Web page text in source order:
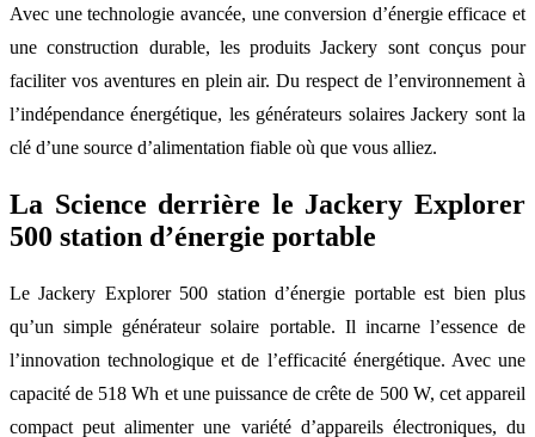
Avec une technologie avancée, une conversion d’énergie efficace et
une construction durable, les produits Jackery sont conçus pour
faciliter vos aventures en plein air. Du respect de l’environnement à
l’indépendance énergétique, les générateurs solaires Jackery sont la
clé d’une source d’alimentation fiable où que vous alliez.
La Science derrière le Jackery Explorer
500 station d’énergie portable
Le Jackery Explorer 500 station d’énergie portable est bien plus
qu’un simple générateur solaire portable. Il incarne l’essence de
l’innovation technologique et de l’efficacité énergétique. Avec une
capacité de 518 Wh et une puissance de crête de 500 W, cet appareil
compact peut alimenter une variété d’appareils électroniques, du